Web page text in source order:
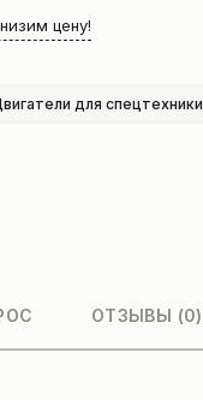
цену!
для спецтехники
ОТЗЫВЫ (0)